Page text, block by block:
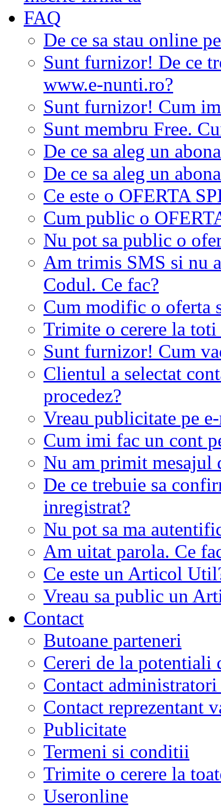
FAQ
De ce sa stau online
Sunt furnizor! De ce
www.e-nunti.ro?
Sunt furnizor! Cum
Sunt membru Free.
De ce sa aleg un
De ce sa aleg un
Ce este o OFERTA
Cum public o
Nu pot sa public o
Am trimis SMS si nu
Codul. Ce fac?
Cum modific o oferta
Trimite o cerere la
Sunt furnizor! Cum
Clientul a selectat
procedez?
Vreau publicitate pe
Cum imi fac un cont
Nu am primit mesajul
De ce trebuie sa
inregistrat?
Nu pot sa ma
Am uitat parola. Ce
Ce este un Articol
Vreau sa public un
Contact
Butoane parteneri
Cereri de la potentiali
Contact
Contact reprezentant
Publicitate
Termeni si conditii
Trimite o cerere la
Useronline